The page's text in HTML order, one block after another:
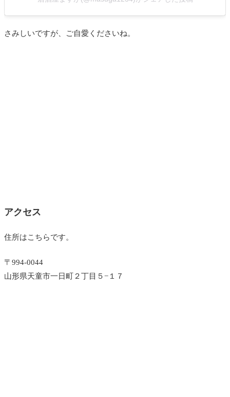
さみしいですが、ご自愛くださいね。
アクセス
住所はこちらです。
〒994-0044
山形県天童市一日町２丁目５−１７